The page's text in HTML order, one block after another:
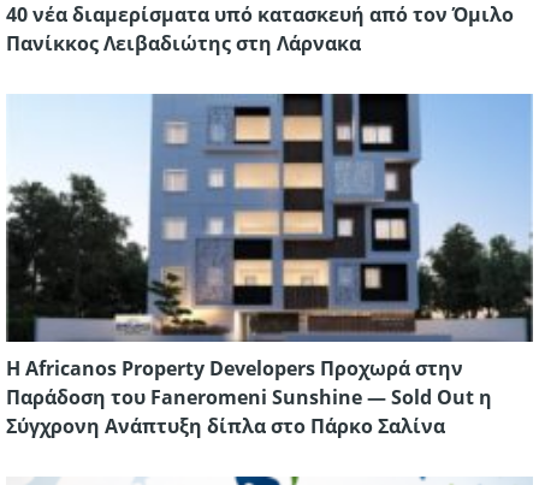
40 νέα διαμερίσματα υπό κατασκευή από τον Όμιλο
Πανίκκος Λειβαδιώτης στη Λάρνακα
Η Africanos Property Developers Προχωρά στην
Παράδοση του Faneromeni Sunshine — Sold Out η
Σύγχρονη Ανάπτυξη δίπλα στο Πάρκο Σαλίνα